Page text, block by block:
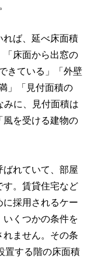
ば、延べ床面積
床面から出窓の
きている」「外壁
」「見付面積の
に、見付面積は
を受ける建物の
れていて、部屋
。賃貸住宅など
採用されるケー
くつかの条件を
ません。その条
置する階の床面積